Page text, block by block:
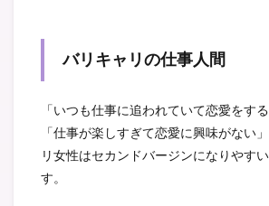
バリキャリの仕事人間
「いつも仕事に追われていて恋愛をす
「仕事が楽しすぎて恋愛に興味がない
リ女性はセカンドバージンになりやす
す。